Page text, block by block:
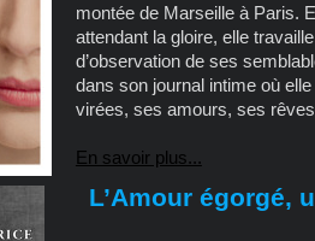
montée de Marseille à Paris.
attendant la gloire, elle
d’observation de ses
dans son journal intime où
virées, ses amours, ses
En savoir plus...
L’Amour égorgé,